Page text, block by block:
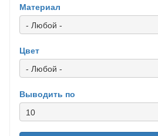
Материал
- Любой -
Цвет
- Любой -
Выводить по
10